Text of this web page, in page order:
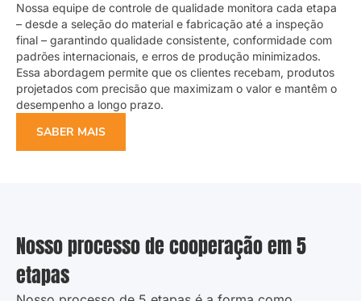
Nossa equipe de controle de qualidade monitora cada etapa
– desde a seleção do material e fabricação até a inspeção
final – garantindo qualidade consistente, conformidade com
padrões internacionais, e erros de produção minimizados.
Essa abordagem permite que os clientes recebam, produtos
projetados com precisão que maximizam o valor e mantêm o
desempenho a longo prazo.
SABER MAIS
Nosso processo de cooperação em 5
etapas